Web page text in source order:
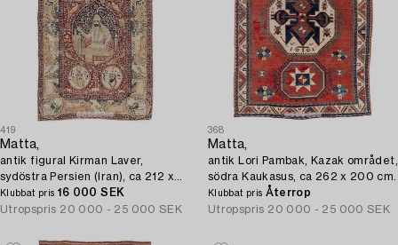
419
Matta,
antik figural Kirman Laver,
sydöstra Persien (Iran), ca 212 x
138 cm.
Klubbat pris 16 000 SEK
Utropspris 20 000 - 25 000 SEK
368
Matta,
antik Lori Pambak, Kazak området,
södra Kaukasus, ca 262 x 200 cm.
Klubbat pris Återrop
Utropspris 20 000 - 25 000 SEK